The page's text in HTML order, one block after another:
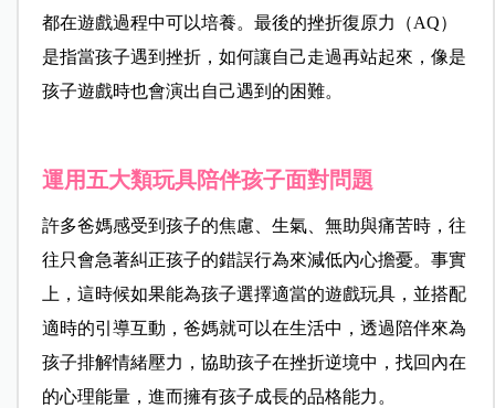
都在遊戲過程中可以培養。最後的挫折復原力（AQ）
是指當孩子遇到挫折，如何讓自己走過再站起來，像是
孩子遊戲時也會演出自己遇到的困難。
運用五大類玩具陪伴孩子面對問題
許多爸媽感受到孩子的焦慮、生氣、無助與痛苦時，往
往只會急著糾正孩子的錯誤行為來減低內心擔憂。事實
上，這時候如果能為孩子選擇適當的遊戲玩具，並搭配
適時的引導互動，爸媽就可以在生活中，透過陪伴來為
孩子排解情緒壓力，協助孩子在挫折逆境中，找回內在
的心理能量，進而擁有孩子成長的品格能力。